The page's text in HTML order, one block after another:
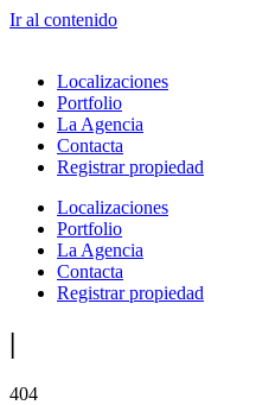
Ir al contenido
Localizaciones
Portfolio
La Agencia
Contacta
Registrar propiedad
Localizaciones
Portfolio
La Agencia
Contacta
Registrar propiedad
|
404